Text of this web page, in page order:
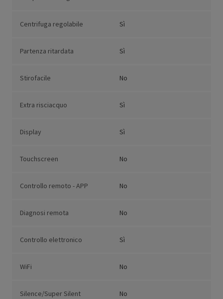
Centrifuga regolabile Sì
Partenza ritardata Sì
Stirofacile No
Extra risciacquo Sì
Display Sì
Touchscreen No
Controllo remoto - APP No
Diagnosi remota No
Controllo elettronico Sì
WiFi No
Silence/Super Silent No